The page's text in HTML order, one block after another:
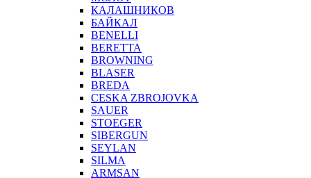
КАЛАШНИКОВ
БАЙКАЛ
BENELLI
BERETTA
BROWNING
BLASER
BREDA
CESKA ZBROJOVKA
SAUER
STOEGER
SIBERGUN
SEYLAN
SILMA
ARMSAN